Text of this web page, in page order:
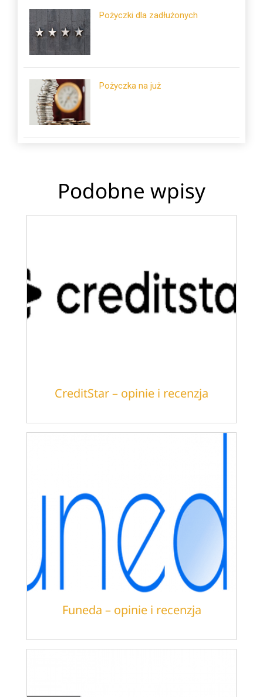
Pożyczki dla zadłużonych
Pożyczka na już
Podobne wpisy
CreditStar – opinie i recenzja
Funeda – opinie i recenzja